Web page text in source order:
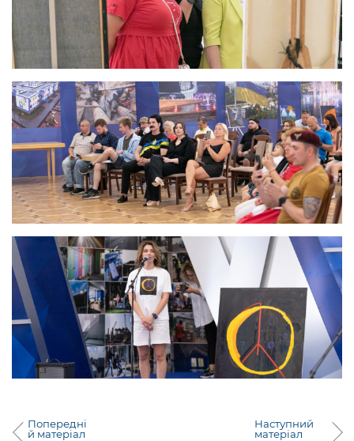
Попередні
й матеріал
Наступний
матеріал